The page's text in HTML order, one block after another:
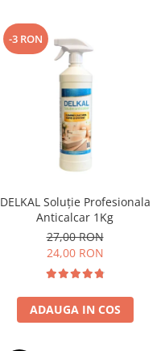
-3 RON
DELKAL Soluție Profesionala
Anticalcar 1Kg
27,00 RON
24,00 RON
ADAUGA IN COS